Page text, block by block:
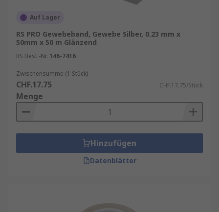
Auf Lager
RS PRO Gewebeband, Gewebe Silber, 0.23 mm x
50mm x 50 m Glänzend
RS Best.-Nr. 146-7416
Zwischensumme (1 Stück)
CHF.17.75 CHF.17.75/Stück
Menge
Hinzufügen
Datenblätter